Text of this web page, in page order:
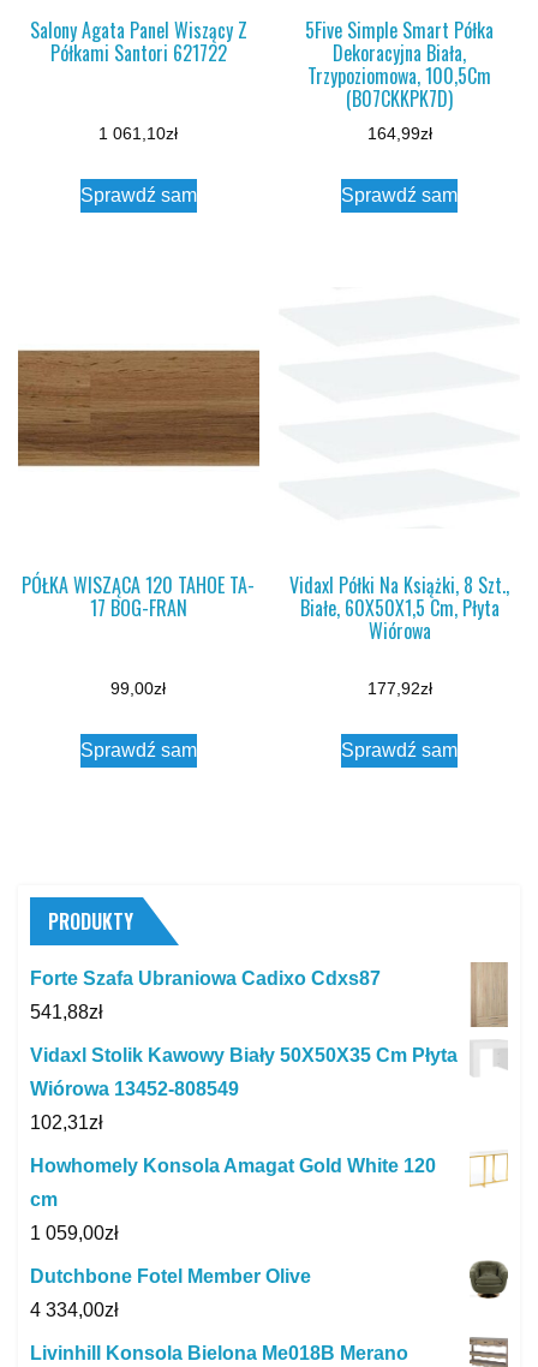
Salony Agata Panel Wiszący Z
Półkami Santori 621722
1 061,10zł
Sprawdź sam
5Five Simple Smart Półka
Dekoracyjna Biała,
Trzypoziomowa, 100,5Cm
(B07CKKPK7D)
164,99zł
Sprawdź sam
PÓŁKA WISZĄCA 120 TAHOE TA-
17 BOG-FRAN
99,00zł
Sprawdź sam
Vidaxl Półki Na Książki, 8 Szt.,
Białe, 60X50X1,5 Cm, Płyta
Wiórowa
177,92zł
Sprawdź sam
PRODUKTY
Forte Szafa Ubraniowa Cadixo Cdxs87
541,88zł
Vidaxl Stolik Kawowy Biały 50X50X35 Cm Płyta
Wiórowa 13452-808549
102,31zł
Howhomely Konsola Amagat Gold White 120
cm
1 059,00zł
Dutchbone Fotel Member Olive
4 334,00zł
Livinhill Konsola Bielona Me018B Merano